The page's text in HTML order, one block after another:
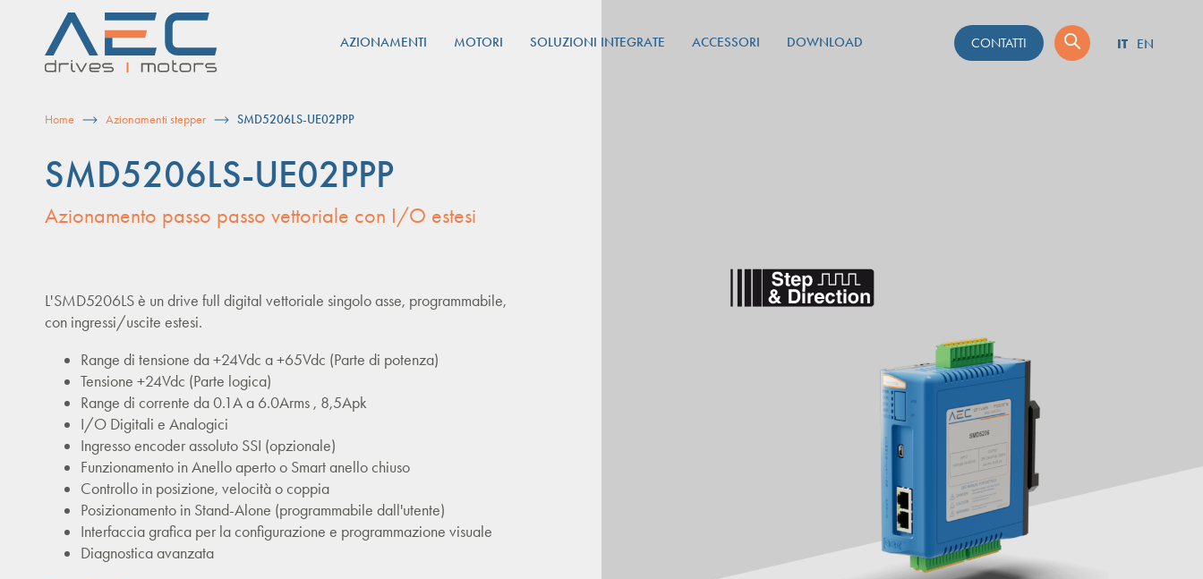
AZIONAMENTI MOTORI SOLUZIONI INTEGRATE ACCESSORI DOWNLOAD CONTATTI IT EN
Home Azionamenti stepper SMD5206LS-UE02PPP
SMD5206LS-UE02PPP
Azionamento passo passo vettoriale con I/O estesi
L'SMD5206LS è un drive full digital vettoriale singolo asse, programmabile,
con ingressi/uscite estesi.
Range di tensione da +24Vdc a +65Vdc (Parte di potenza)
Tensione +24Vdc (Parte logica)
Range di corrente da 0.1A a 6.0Arms , 8,5Apk
I/O Digitali e Analogici
Ingresso encoder assoluto SSI (opzionale)
Funzionamento in Anello aperto o Smart anello chiuso
Controllo in posizione, velocità o coppia
Posizionamento in Stand-Alone (programmabile dall'utente)
Interfaccia grafica per la configurazione e programmazione visuale
Diagnostica avanzata